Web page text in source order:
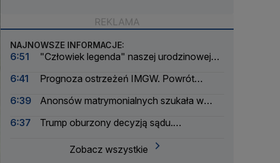
NAJNOWSZE INFORMACJE:
6:51
"Człowiek legenda" naszej urodzinowej
6:41
Prognoza ostrzeżeń IMGW. Powrót
6:39
Anonsów matrymonialnych szukała w
nasenny
6:37
Trump oburzony decyzją sądu.
Zobacz wszystkie